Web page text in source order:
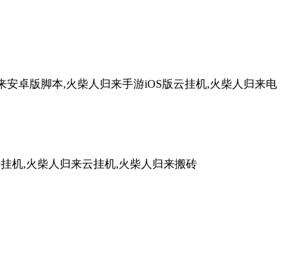
卓版脚本,火柴人归来手游iOS版云挂机,火柴人归来电
机,火柴人归来云挂机,火柴人归来搬砖